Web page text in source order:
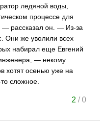
ледяной воды,
процессе для
— рассказал он. — Из-за
Они же уволили всех
набирал еще Евгений
— некому
хотят осенью уже на
сложное.
2 /0